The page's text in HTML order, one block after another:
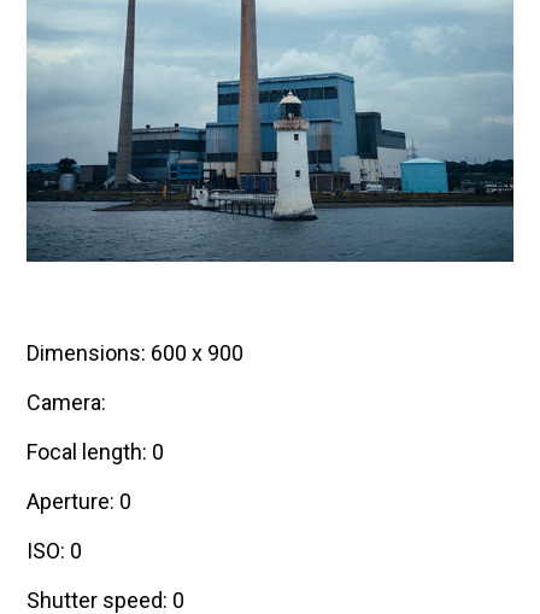
Dimensions: 600 x 900
Camera:
Focal length: 0
Aperture: 0
ISO: 0
Shutter speed: 0